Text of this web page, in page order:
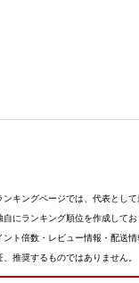
キングページでは、代表とし
ランキング順位を作成し
倍数・レビュー情報・配送
推奨するものではありません。